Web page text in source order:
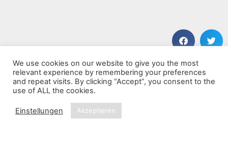
VORHERIGER BEITRAG
Long Way Home
NÄCHSTER BEITRAG
Balafon Evolution
We use cookies on our website to give you the most
relevant experience by remembering your preferences
and repeat visits. By clicking “Accept”, you consent to the
use of ALL the cookies.
Einstellungen Akzeptieren